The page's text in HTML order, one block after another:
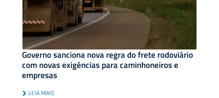
Governo sanciona nova regra do frete rodoviário
com novas exigências para caminhoneiros e
empresas
LEIA MAIS